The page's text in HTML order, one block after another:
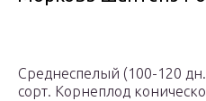
Среднеспелый (100-120
сорт. Корнеплод